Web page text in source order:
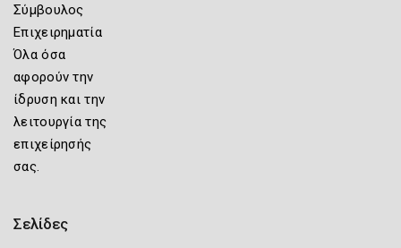
Σύμβουλος
Επιχειρηματία
Όλα όσα
αφορούν την
ίδρυση και την
λειτουργία της
επιχείρησής
σας.
Σελίδες